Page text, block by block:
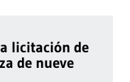
licitación de
de nueve